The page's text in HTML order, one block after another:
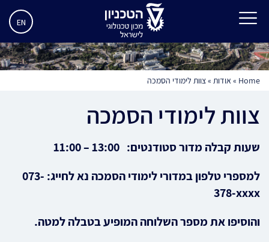
EN
Home
» אודות »צוות לימודי הסמכה
צוות לימודי הסמכה
שעות קבלה מדור סטודנטים: 13:00 – 11:00
למספרי טלפון במדורי לימודי הסמכה נא לחייג: 073-
378-xxxx
והוסיפו את מספר השלוחה המופיע בטבלה למטה.